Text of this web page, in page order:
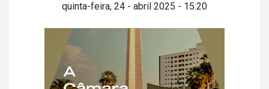
quinta-feira, 24 - abril 2025 - 15:20